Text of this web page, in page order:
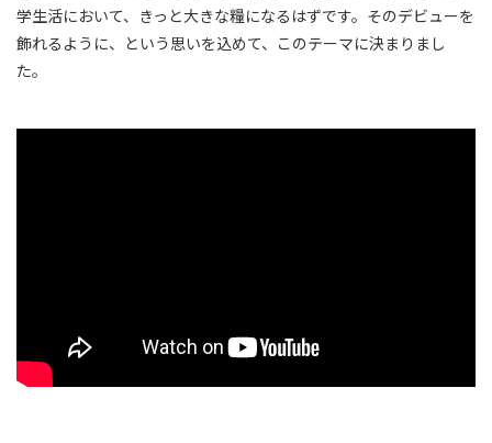
学生活において、きっと大きな糧になるはずです。そのデビューを
飾れるように、という思いを込めて、このテーマに決まりまし
た。